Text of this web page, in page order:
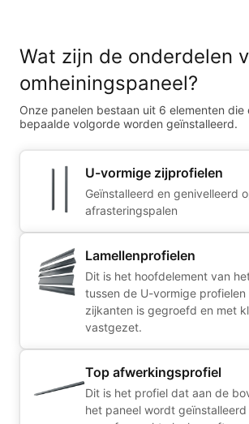
Wat zijn de onderdelen
omheiningspaneel?
Onze panelen bestaan uit 6 elementen die
bepaalde volgorde worden geïnstalleerd.
U-vormige zijprofielen
Geïnstalleerd en genivelleerd
afrasteringspalen
Lamellenprofielen
Dit is het hoofdelement van
tussen de U-vormige profielen
zijkanten is gegroefd en met
vastgezet.
Top afwerkingsprofiel
Dit is het profiel dat aan de
het paneel wordt